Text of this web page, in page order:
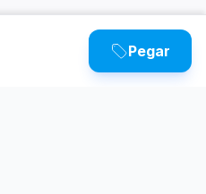
Pegar